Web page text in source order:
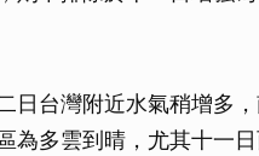
日台灣附近水氣稍增多
為多雲到晴，尤其十一